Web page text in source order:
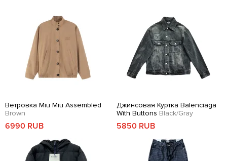
Ветровка Miu Miu Assembled
Brown
6990 RUB
Джинсовая Куртка Balenciaga
With Buttons Black/Gray
5850 RUB